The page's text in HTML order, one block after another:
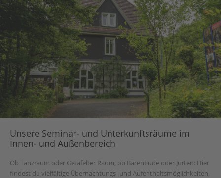
Unsere Seminar- und Unterkunftsräume im
Innen- und Außenbereich
Ob Tanzraum oder Getäfelter Raum, ob Bärenbude oder Jurten: Hier
findest du vielfältige Übernachtungs- und Aufenthaltsmöglichkeiten.